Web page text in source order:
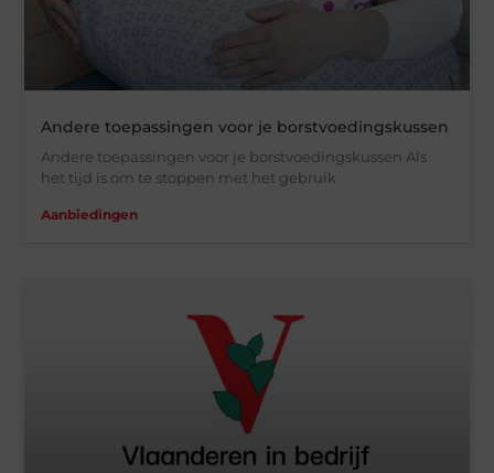
Andere toepassingen voor je borstvoedingskussen
Andere toepassingen voor je borstvoedingskussen Als
het tijd is om te stoppen met het gebruik
Aanbiedingen